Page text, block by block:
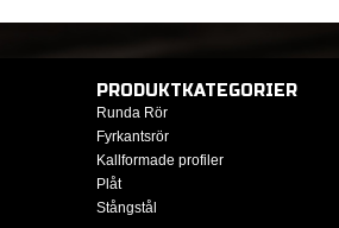
PRODUKTKATEGORIER
Runda Rör
Fyrkantsrör
Kallformade profiler
Plåt
Stångstål